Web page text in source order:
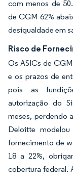
com menos de
de CGM 62%
desigualdade em
Risco de
Os ASICs de
e os prazos de
pois as
autorização do
meses, perdendo
Deloitte
fornecimento de
18 a 22%,
cobertura federal.